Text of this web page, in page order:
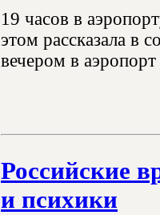
19 часов в
этом рассказала в
вечером в
Российские
и психики